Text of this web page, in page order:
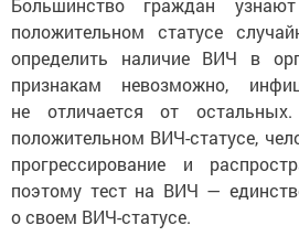
Большинство граждан
положительном статусе
определить наличие ВИЧ в
признакам невозможно,
не отличается от
положительном ВИЧ-статусе,
прогрессирование и
поэтому тест на ВИЧ —
о своем ВИЧ-статусе.